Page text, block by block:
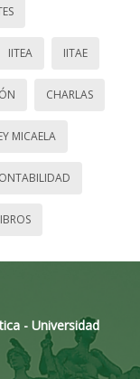
IITEA IITAE
CHARLAS
MICAELA
- Universidad